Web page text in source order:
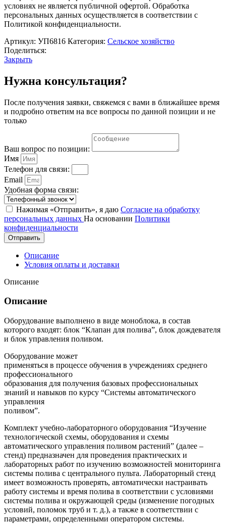
условиях не является публичной офертой. Обработка
персональных данных осуществляется в соответствии с
Политикой конфиденциальности.
Артикул: УП6816 Категория: Сельское хозяйство
Поделиться:
Закрыть
Нужна консультация?
После получения заявки, свяжемся с вами в ближайшее время
и подробно ответим на все вопросы по данной позиции и не
только
Ваш вопрос по позиции:
Имя
Телефон для связи:
Email
Удобная форма связи:
Нажимая «Отправить», я даю Согласие на обработку
персональных данных На основании Политики
конфиденциальности
Отправить
Описание
Условия оплаты и доставки
Описание
Описание
Оборудование выполнено в виде моноблока, в состав
которого входят: блок “Клапан для полива”, блок дождевателя
и блок управления поливом.
Оборудование может
применяться в процессе обучения в учреждениях среднего
профессионального
образования для получения базовых профессиональных
знаний и навыков по курсу “Системы автоматического
управления
поливом”.
Комплект учебно-лабораторного оборудования “Изучение
технологической схемы, оборудования и схемы
автоматического управления поливом растений” (далее –
стенд) предназначен для проведения практических и
лабораторных работ по изучению возможностей мониторинга
системы полива с центрального пульта. Лабораторный стенд
имеет возможность проверять, автоматически настраивать
работу системы и время полива в соответствии с условиями
системы полива и окружающей среды (изменение погодных
условий, поломок труб и т. д.), а также в соответствии с
параметрами, определенными оператором системы.